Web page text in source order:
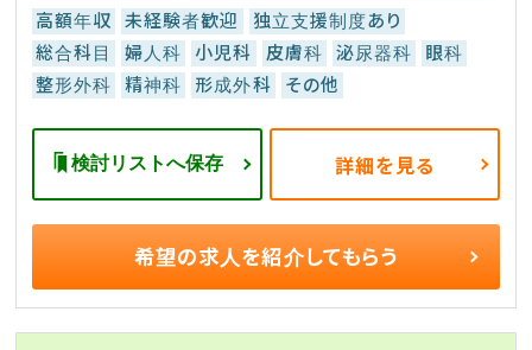
高額年収 未経験者歓迎
独立支援制度あり
総合科目
婦人科 小児科 皮膚科 泌尿器科
眼科
整形外科
精神科 形成外科 その他
検討リストへ保存 詳細を見る
希望の求人を紹介してもらう